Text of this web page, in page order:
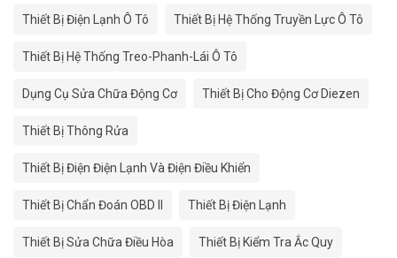
Thiết Bị Điện Lạnh Ô Tô Thiết Bị Hệ Thống Truyền Lực Ô Tô
Thiết Bị Hệ Thống Treo-Phanh-Lái Ô Tô
Dụng Cụ Sửa Chữa Động Cơ Thiết Bị Cho Động Cơ Diezen
Thiết Bị Thông Rửa
Thiết Bị Điện Điện Lạnh Và Điện Điều Khiển
Thiết Bị Chẩn Đoán OBD II Thiết Bị Điện Lạnh
Thiết Bị Sửa Chữa Điều Hòa Thiết Bị Kiểm Tra Ắc Quy